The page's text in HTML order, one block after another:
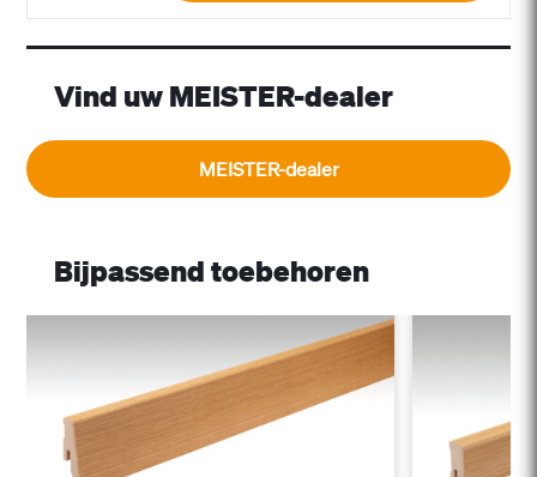
Vind uw MEISTER-dealer
MEISTER-dealer
Bijpassend toebehoren